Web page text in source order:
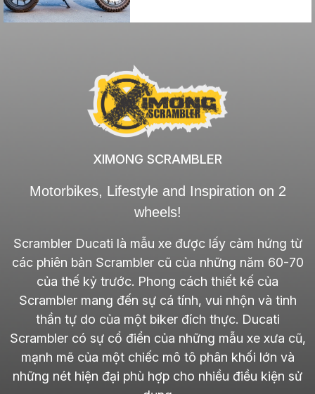
XIMONG SCRAMBLER
Motorbikes, Lifestyle and Inspiration on 2
wheels!
Scrambler Ducati là mẫu xe được lấy cảm hứng từ
các phiên bản Scrambler cũ của những năm 60-70
của thế kỷ trước. Phong cách thiết kế của
Scrambler mang đến sự cá tính, vui nhộn và tinh
thần tự do của một biker đích thực. Ducati
Scrambler có sự cổ điển của những mẫu xe xưa cũ,
mạnh mẽ của một chiếc mô tô phân khối lớn và
những nét hiện đại phù hợp cho nhiều điều kiện sử